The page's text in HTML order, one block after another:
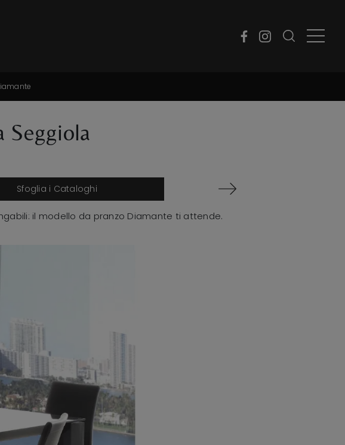
Seggiola
Sfoglia i Cataloghi
il modello da pranzo Diamante ti attende.